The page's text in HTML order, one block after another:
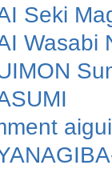
Seki
Wasabi